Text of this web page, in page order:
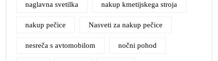
naglavna svetilka nakup kmetijskega stroja
nakup pečice Nasveti za nakup pečice
nesreča s avtomobilom nočni pohod